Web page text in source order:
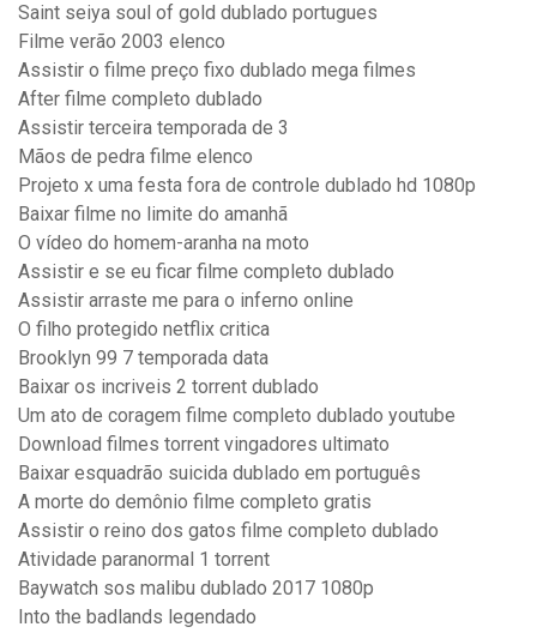
Saint seiya soul of gold dublado portugues
Filme verão 2003 elenco
Assistir o filme preço fixo dublado mega filmes
After filme completo dublado
Assistir terceira temporada de 3
Mãos de pedra filme elenco
Projeto x uma festa fora de controle dublado hd 1080p
Baixar filme no limite do amanhã
O vídeo do homem-aranha na moto
Assistir e se eu ficar filme completo dublado
Assistir arraste me para o inferno online
O filho protegido netflix critica
Brooklyn 99 7 temporada data
Baixar os incriveis 2 torrent dublado
Um ato de coragem filme completo dublado youtube
Download filmes torrent vingadores ultimato
Baixar esquadrão suicida dublado em português
A morte do demônio filme completo gratis
Assistir o reino dos gatos filme completo dublado
Atividade paranormal 1 torrent
Baywatch sos malibu dublado 2017 1080p
Into the badlands legendado